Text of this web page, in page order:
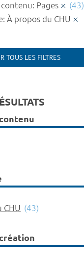
Pages
(43)
À propos du CHU
TOUS LES FILTRES
CHU (43)